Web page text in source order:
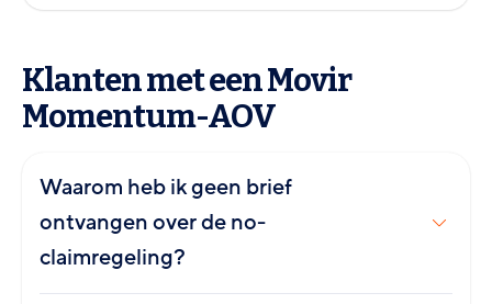
Klanten met een Movir
Momentum-AOV
Waarom heb ik geen brief
ontvangen over de no-
claimregeling?